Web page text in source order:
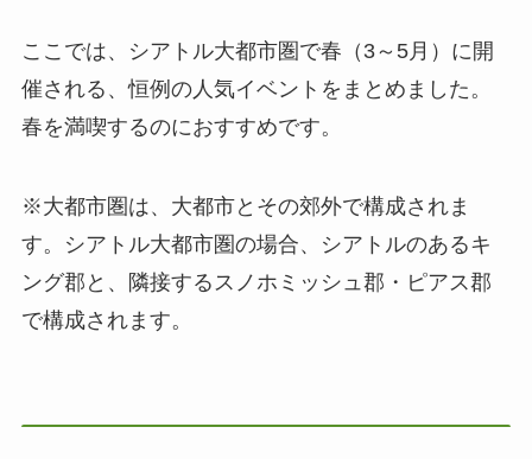
ここでは、シアトル大都市圏で春（3～5月）に開
催される、恒例の人気イベントをまとめました。
春を満喫するのにおすすめです。
※大都市圏は、大都市とその郊外で構成されま
す。シアトル大都市圏の場合、シアトルのあるキ
ング郡と、隣接するスノホミッシュ郡・ピアス郡
で構成されます。